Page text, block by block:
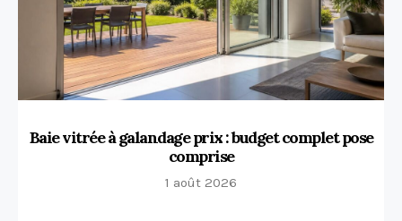
Baie vitrée à galandage prix : budget complet pose
comprise
1 août 2026